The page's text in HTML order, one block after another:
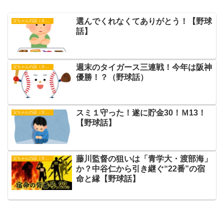
父ちゃんの話（タイガース）
選んでくれなくてありがとう！【野球
話】
週末のタイガース三連戦！今年は阪神
優勝！？（野球話）
父ちゃんの話（タイガース）
スミ１守った！遂に貯金30！Ｍ13！
【野球話】
父ちゃんの話（タイガース）
藤川監督の狙いは「青学大・渡部海」
か？中谷仁から引き継ぐ“22番”の宿
命と縁【野球話】